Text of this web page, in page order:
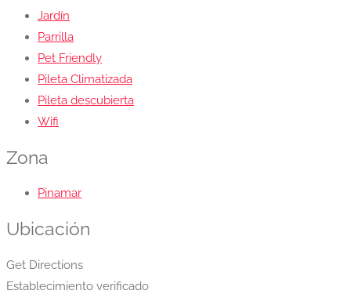
Jardín
Parrilla
Pet Friendly
Pileta Climatizada
Pileta descubierta
Wifi
Zona
Pinamar
Ubicación
Get Directions
Establecimiento verificado